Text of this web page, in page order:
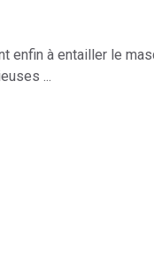
enfin à entailler le
...